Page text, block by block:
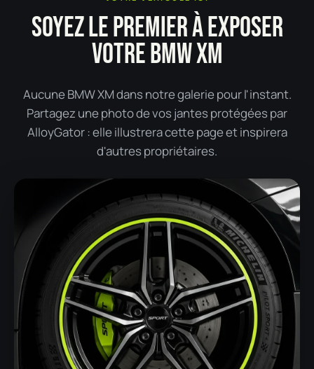
SOYEZ LE PREMIER À EXPOSER
VOTRE BMW XM
Aucune BMW XM dans notre galerie pour l'instant.
Partagez une photo de vos jantes protégées par
AlloyGator : elle illustrera cette page et inspirera
d'autres propriétaires.